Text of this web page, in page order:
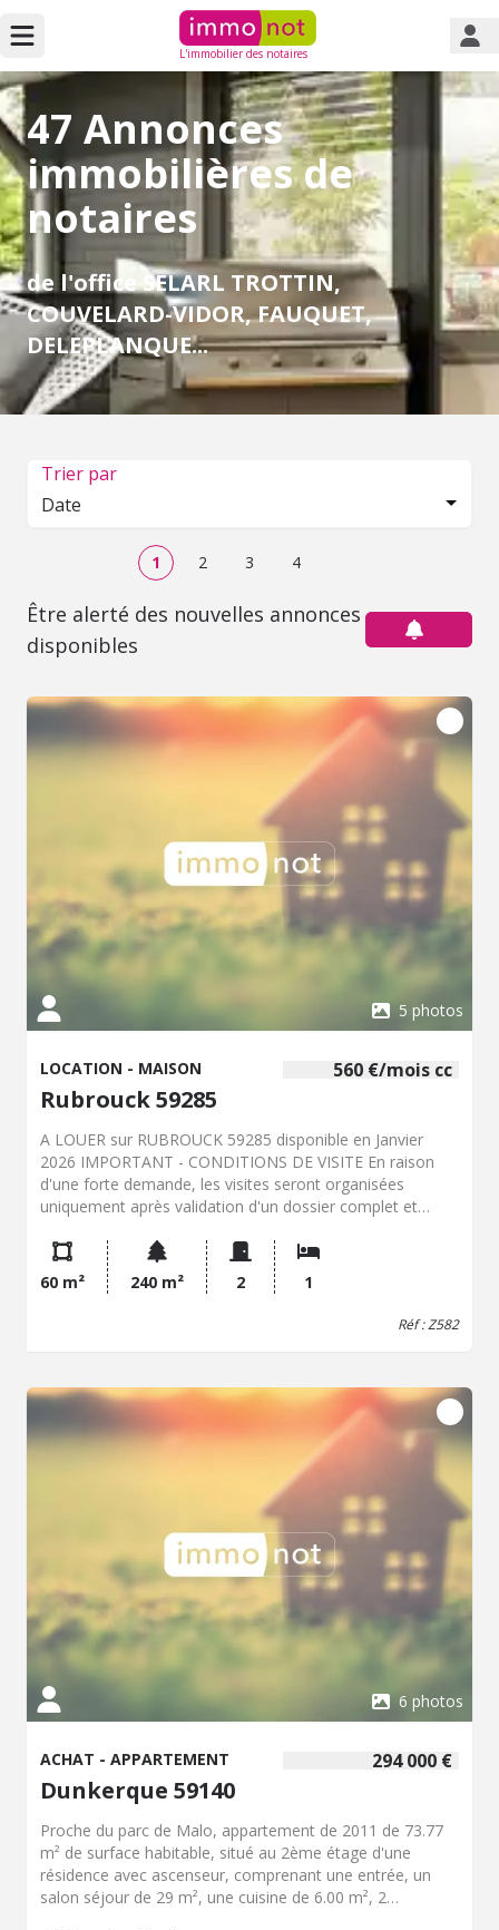
L'immobilier des notaires
47 Annonces
immobilières de
notaires
de l'office SELARL TROTTIN,
COUVELARD-VIDOR, FAUQUET,
DELEPLANQUE...
Trier par
Date
1 2 3 4
Être alerté des nouvelles annonces
disponibles
5 photos
560 €/mois cc
LOCATION - MAISON
Rubrouck 59285
A LOUER sur RUBROUCK 59285 disponible en Janvier
2026 IMPORTANT - CONDITIONS DE VISITE En raison
d'une forte demande, les visites seront organisées
uniquement après validation d'un dossier complet et
garant le cas échéant) : Photocopie carte d'identité
(recto/verso) 3 derniers bulletins de salaire Attestation
employeur Dernier avis d'imposition Quittance de loyer
Dossier, déposer votre dossier à M. DANEL - Étude de
salon/séjour, cuisine ouverte Aménagée et Equipée, WC,
Salle de bains (douche italienne), cellier. A l'étage une
chambre en mezzanine. Une cour, débarras, un jardin
face avant et place de parking. un chauffage à granulé et
une pompe à chaleur réversible, menuiserie en PVC et
60 m² 240 m² 2 1
Réf : Z582
6 photos
294 000 €
ACHAT - APPARTEMENT
Dunkerque 59140
Proche du parc de Malo, appartement de 2011 de 73.77
m² de surface habitable, situé au 2ème étage d'une
résidence avec ascenseur, comprenant une entrée, un
salon séjour de 29 m², une cuisine de 6.00 m², 2